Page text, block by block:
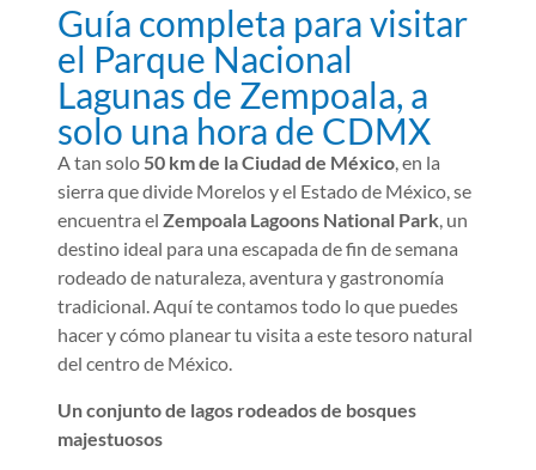
Guía completa para visitar
el Parque Nacional
Lagunas de Zempoala, a
solo una hora de CDMX
A tan solo50 km de la Ciudad de México, en la
sierra que divide Morelos y el Estado de México, se
encuentra el Zempoala Lagoons National Park, un
destino ideal para una escapada de fin de semana
rodeado de naturaleza, aventura y gastronomía
tradicional. Aquí te contamos todo lo que puedes
hacer y cómo planear tu visita a este tesoro natural
del centro de México.
Un conjunto de lagos rodeados de bosques
majestuosos